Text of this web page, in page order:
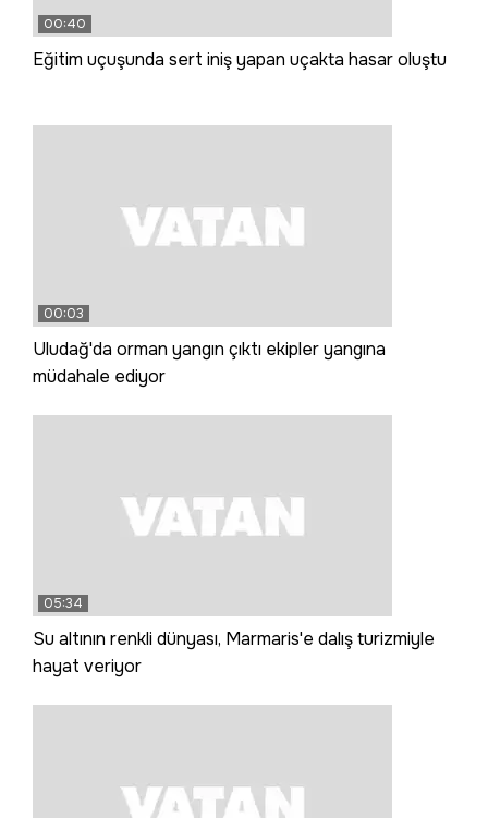
00:40
Eğitim uçuşunda sert iniş yapan uçakta hasar oluştu
00:03
Uludağ'da orman yangın çıktı ekipler yangına
müdahale ediyor
05:34
Su altının renkli dünyası, Marmaris'e dalış turizmiyle
hayat veriyor